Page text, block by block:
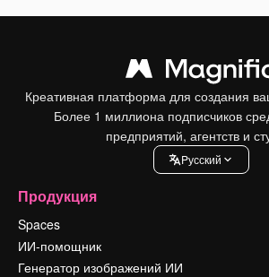
Креативная платформа для создания
Более 1 миллиона подписчиков
предприятий, агентств и
Pусский
Продукция
Spaces
ИИ-помощник
Генератор изображений ИИ